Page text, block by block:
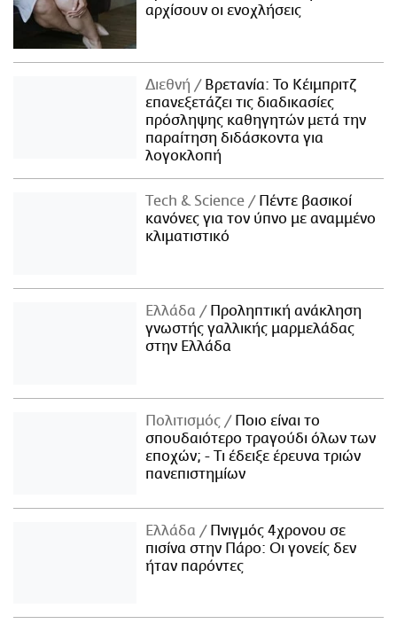
αρχίσουν οι ενοχλήσεις
Διεθνή
Βρετανία: Το Κέιμπριτζ
επανεξετάζει τις διαδικασίες
πρόσληψης καθηγητών μετά την
παραίτηση διδάσκοντα για
λογοκλοπή
Τech & Science
Πέντε βασικοί
κανόνες για τον ύπνο με αναμμένο
κλιματιστικό
Ελλάδα
Προληπτική ανάκληση
γνωστής γαλλικής μαρμελάδας
στην Ελλάδα
Πολιτισμός
Ποιο είναι το
σπουδαιότερο τραγούδι όλων των
εποχών; - Τι έδειξε έρευνα τριών
πανεπιστημίων
Ελλάδα
Πνιγμός 4χρονου σε
πισίνα στην Πάρο: Οι γονείς δεν
ήταν παρόντες